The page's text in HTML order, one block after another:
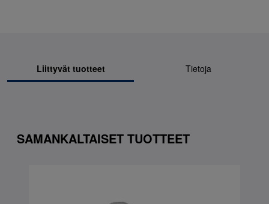
Liittyvät tuotteet Tietoja
SAMANKALTAISET TUOTTEET